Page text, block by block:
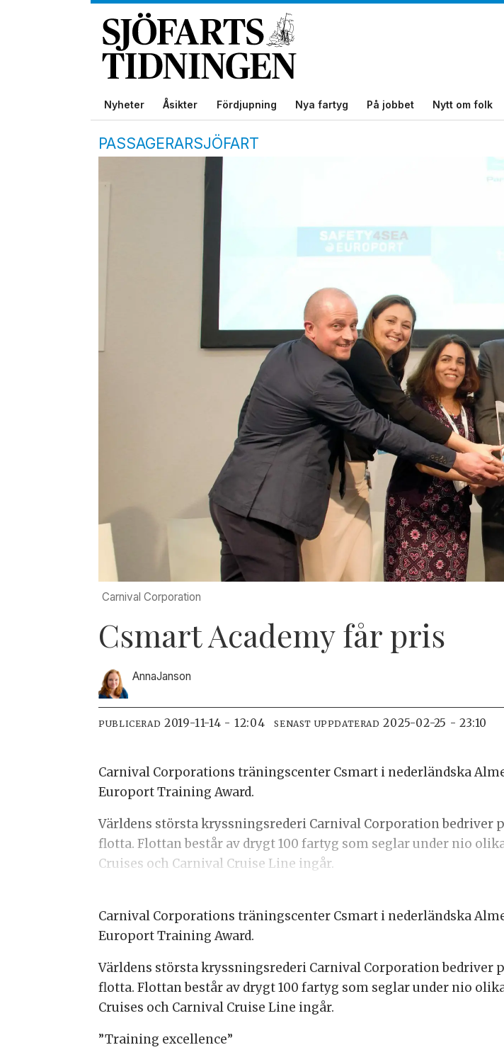
Nyheter Åsikter Fördjupning Nya fartyg På jobbet Nytt om folk
PASSAGERARSJÖFART
Carnival Corporation
Csmart Academy får pris
AnnaJanson
PUBLICERAD 2019-11-14 - 12:04 SENAST UPPDATERAD 2025-02-25 - 23:10
Carnival Corporations träningscenter Csmart i nederländska
Europort Training Award.
Världens största kryssningsrederi Carnival Corporation
flotta. Flottan består av drygt 100 fartyg som seglar under nio
Cruises och Carnival Cruise Line ingår.
Carnival Corporations träningscenter Csmart i nederländska
Europort Training Award.
Världens största kryssningsrederi Carnival Corporation
flotta. Flottan består av drygt 100 fartyg som seglar under nio
Cruises och Carnival Cruise Line ingår.
”Training excellence”